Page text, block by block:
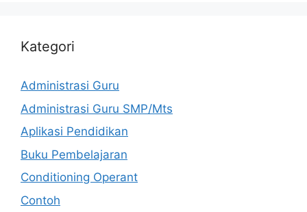
Kategori
Administrasi Guru
Administrasi Guru SMP/Mts
Aplikasi Pendidikan
Buku Pembelajaran
Conditioning Operant
Contoh